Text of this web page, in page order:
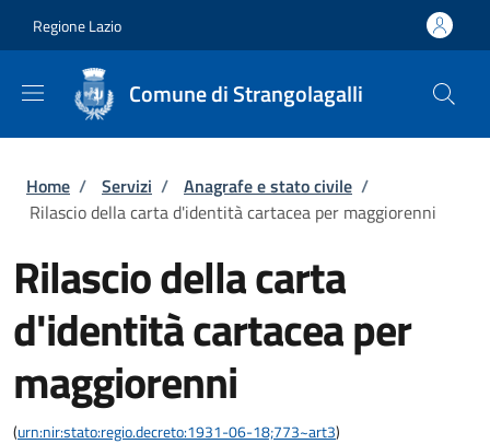
Regione Lazio
Comune di Strangolagalli
Briciole di pane
Home / Servizi / Anagrafe e stato civile /
Rilascio della carta d'identità cartacea per maggiorenni
Rilascio della carta
d'identità cartacea per
maggiorenni
(urn:nir:stato:regio.decreto:1931-06-18;773~art3)